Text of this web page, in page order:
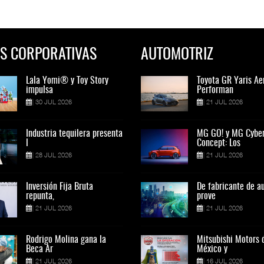
CORPORATIVAS
Lala Yomi® y Toy Story
impulsa
30 JUL 2026
Industria tequilera presenta
28 JUL 2026
Inversión Fija Bruta
repunta,
21 JUL 2026
Rodrigo Molina gana la
Beca Ar
21 JUL 2026
Lala Yomi® y Toy
impulsa
30 JUL 2026
Industria tequilera
28 JUL 2026
Inversión Fija Bruta
repunta,
21 JUL 2026
Rodrigo Molina gana
Beca Ar
21 JUL 2026
AUTOMOTRIZ
Toyota GR Yaris Aero
Performan
21 JUL 2026
MG GO! y MG Cyber
21 JUL 2026
De fabricante de autos a
prove
21 JUL 2026
Mitsubishi Motors de
México y
16 JUL 2026
Toyota GR Yaris
Performan
21 JUL 2026
MG GO! y MG
Concept: Los
21 JUL 2026
De fabricante de
prove
21 JUL 2026
Mitsubishi Motors
México y
16 JUL 2026